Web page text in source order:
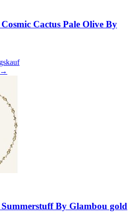
Cactus Pale Olive By
→
By Glambou gold